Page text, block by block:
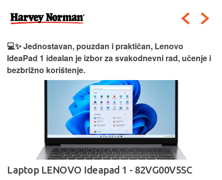
💻✨ Jednostavan, pouzdan i praktičan, Lenovo
IdeaPad 1 idealan je izbor za svakodnevni rad, učenje i
bezbrižno korištenje.
Laptop LENOVO Ideapad 1 - 82VG00V5SC